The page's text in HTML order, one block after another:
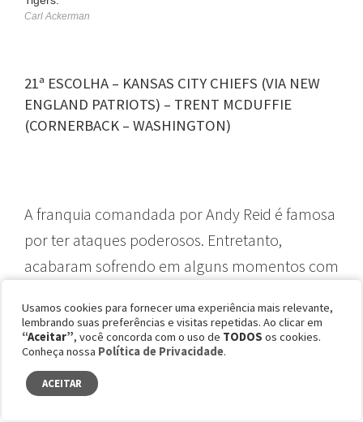
Carl Ackerman
21ª ESCOLHA – KANSAS CITY CHIEFS (VIA NEW
ENGLAND PATRIOTS) – TRENT MCDUFFIE
(CORNERBACK – WASHINGTON)
A franquia comandada por Andy Reid é famosa
por ter ataques poderosos. Entretanto,
acabaram sofrendo em alguns momentos com
melhorar tal fator, os Chiefs selecionaram Trent
McDuffie, vindo de Washington e com grande
capacidade de marcação e agressividade para
interceptar e defender passes.
Usamos cookies para fornecer uma experiência mais relevante,
lembrando suas preferências e visitas repetidas. Ao clicar em
“Aceitar”, você concorda com o uso de TODOS os cookies.
Conheça nossa Política de Privacidade.
ACEITAR